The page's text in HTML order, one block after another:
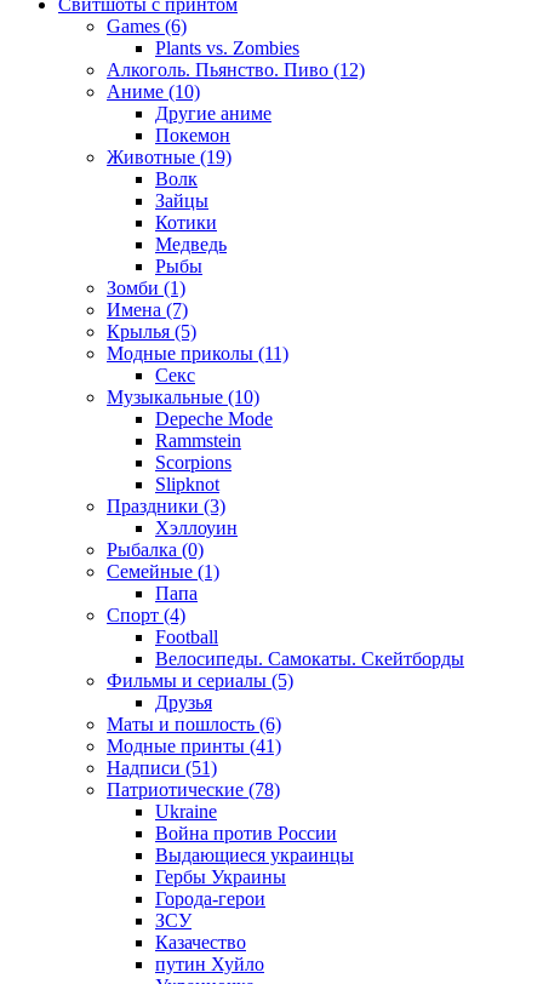
Свитшоты с принтом
Games (6)
Plants vs. Zombies
Алкоголь. Пьянство. Пиво (12)
Аниме (10)
Другие аниме
Покемон
Животные (19)
Волк
Зайцы
Котики
Медведь
Рыбы
Зомби (1)
Имена (7)
Крылья (5)
Модные приколы (11)
Секс
Музыкальные (10)
Depeche Mode
Rammstein
Scorpions
Slipknot
Праздники (3)
Хэллоуин
Рыбалка (0)
Семейные (1)
Папа
Спорт (4)
Football
Велосипеды. Самокаты. Скейтборды
Фильмы и сериалы (5)
Друзья
Маты и пошлость (6)
Модные принты (41)
Надписи (51)
Патриотические (78)
Ukraine
Война против России
Выдающиеся украинцы
Гербы Украины
Города-герои
ЗСУ
Казачество
путин Хуйло